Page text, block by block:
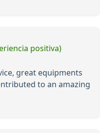
positiva)
great equipments
to an amazing